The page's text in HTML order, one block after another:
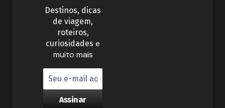
Destinos, dicas
de viagem,
roteiros,
curiosidades e
muito mais